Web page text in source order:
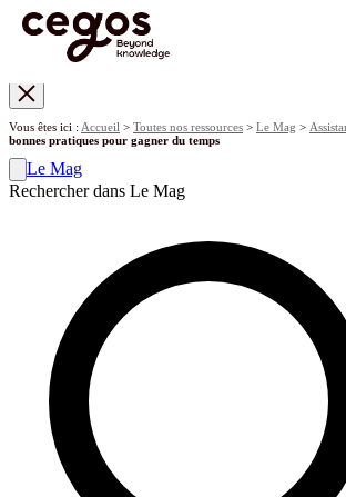
Vous êtes ici : Accueil > Toutes nos ressources > Le Mag >
bonnes pratiques pour gagner du temps
Le Mag
Rechercher dans Le Mag